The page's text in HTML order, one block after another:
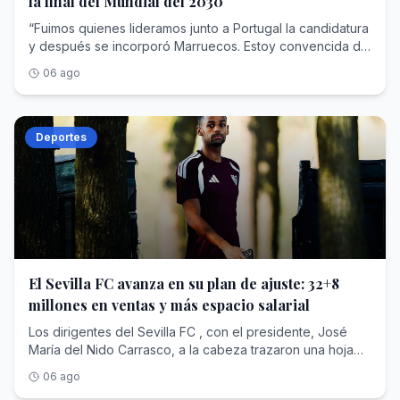
“Fuimos quienes lideramos junto a Portugal la candidatura
y después se incorporó Marruecos. Estoy convencida de
ministra de Deportes<span class=""
contenteditable="false" aria-hidden="true"
tabindex="-1" style="user-select: none; pointer-events:
auto;"></span>
06 ago
Deportes
El Sevilla FC avanza en su plan de ajuste: 32+8
millones en ventas y más espacio salarial
Los dirigentes del Sevilla FC , con el presidente, José
María del Nido Carrasco, a la cabeza trazaron una hoja
como base la necesidad de conseguir plusvalías y abrir
06 ago